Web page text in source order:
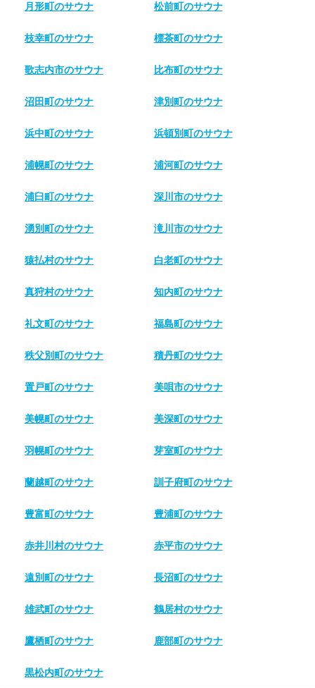
月形町のサウナ 松前町のサウナ
枝幸町のサウナ 標茶町のサウナ
歌志内市のサウナ 比布町のサウナ
沼田町のサウナ 津別町のサウナ
浜中町のサウナ 浜頓別町のサウナ
浦幌町のサウナ 浦河町のサウナ
浦臼町のサウナ 深川市のサウナ
湧別町のサウナ 滝川市のサウナ
猿払村のサウナ 白老町のサウナ
真狩村のサウナ 知内町のサウナ
礼文町のサウナ 福島町のサウナ
秩父別町のサウナ 積丹町のサウナ
置戸町のサウナ 美唄市のサウナ
美幌町のサウナ 美深町のサウナ
羽幌町のサウナ 芽室町のサウナ
蘭越町のサウナ 訓子府町のサウナ
豊富町のサウナ 豊浦町のサウナ
赤井川村のサウナ 赤平市のサウナ
遠別町のサウナ 長沼町のサウナ
雄武町のサウナ 鶴居村のサウナ
鷹栖町のサウナ 鹿部町のサウナ
黒松内町のサウナ